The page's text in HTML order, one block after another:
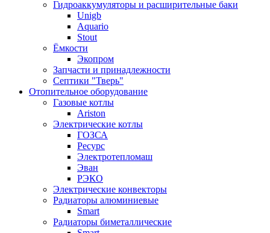
Гидроаккумуляторы и расширительные баки
Unigb
Aquario
Stout
Ёмкости
Экопром
Запчасти и принадлежности
Септики "Тверь"
Отопительное оборудование
Газовые котлы
Ariston
Электрические котлы
ГОЗСА
Ресурс
Электротепломаш
Эван
РЭКО
Электрические конвекторы
Радиаторы алюминиевые
Smart
Радиаторы биметаллические